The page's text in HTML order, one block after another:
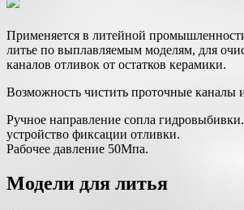
Применяется в литейной
литье по выплавляемым моделям, для
каналов отливок от остатков керамики.
Возможность чистить проточные каналы
Ручное направление сопла
устройство фиксации отливки.
Рабочее давление 50Мпа.
Модели для литья